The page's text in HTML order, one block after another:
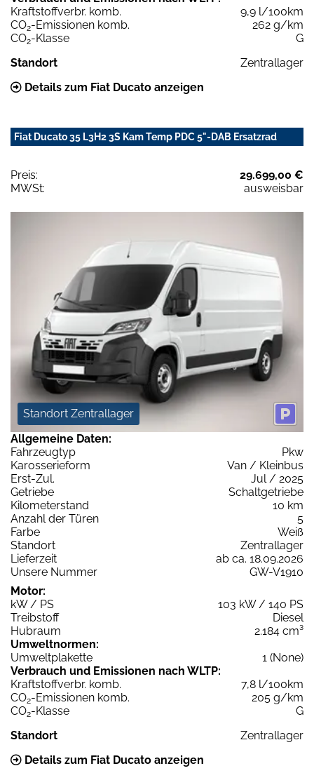
Kraftstoffverbr. komb.
9,9 l/100km
CO2-Emissionen komb.
262 g/km
CO2-Klasse
G
Standort
Zentrallager
Details zum Fiat Ducato anzeigen
Fiat Ducato 35 L3H2 3S Kam Temp PDC 5"-DAB Ersatzrad
Preis:
29.699,00 €
MWSt:
ausweisbar
Standort Zentrallager
Allgemeine Daten:
Fahrzeugtyp
Pkw
Karosserieform
Van / Kleinbus
Erst-Zul.
Jul / 2025
Getriebe
Schaltgetriebe
Kilometerstand
10 km
Anzahl der Türen
5
Farbe
Weiß
Standort
Zentrallager
Lieferzeit
ab ca. 18.09.2026
Unsere Nummer
GW-V1910
Motor:
kW / PS
103 kW / 140 PS
Treibstoff
Diesel
Hubraum
2.184 cm³
Umweltnormen:
Umweltplakette
1 (None)
Verbrauch und Emissionen nach WLTP:
Kraftstoffverbr. komb.
7,8 l/100km
CO2-Emissionen komb.
205 g/km
CO2-Klasse
G
Standort
Zentrallager
Details zum Fiat Ducato anzeigen